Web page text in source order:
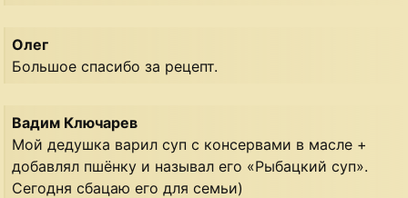
Олег
Большое спасибо за рецепт.
Вадим Ключарев
Мой дедушка варил суп с консервами в масле +
добавлял пшёнку и называл его «Рыбацкий суп».
Сегодня сбацаю его для семьи)